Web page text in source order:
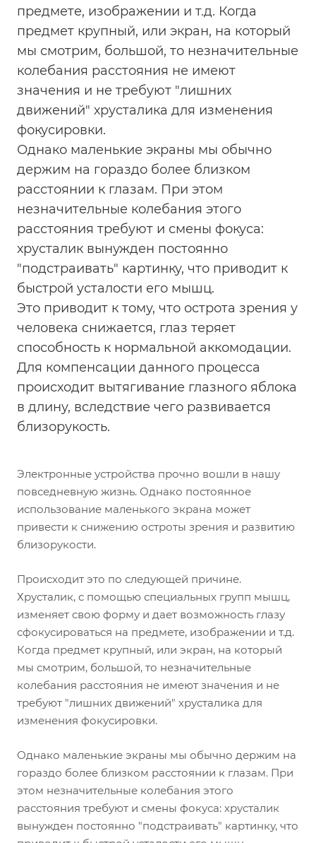
предмете, изображении и т.д. Когда
предмет крупный, или экран, на который
мы смотрим, большой, то незначительные
колебания расстояния не имеют
значения и не требуют "лишних
движений" хрусталика для изменения
фокусировки.
Однако маленькие экраны мы обычно
держим на гораздо более близком
расстоянии к глазам. При этом
незначительные колебания этого
расстояния требуют и смены фокуса:
хрусталик вынужден постоянно
"подстраивать" картинку, что приводит к
быстрой усталости его мышц.
Это приводит к тому, что острота зрения у
человека снижается, глаз теряет
способность к нормальной аккомодации.
Для компенсации данного процесса
происходит вытягивание глазного яблока
в длину, вследствие чего развивается
близорукость.
Электронные устройства прочно вошли в нашу
повседневную жизнь. Однако постоянное
использование маленького экрана может
привести к снижению остроты зрения и развитию
близорукости.
Происходит это по следующей причине.
Хрусталик, с помощью специальных групп мышц,
изменяет свою форму и дает возможность глазу
сфокусироваться на предмете, изображении и т.д.
Когда предмет крупный, или экран, на который
мы смотрим, большой, то незначительные
колебания расстояния не имеют значения и не
требуют "лишних движений" хрусталика для
изменения фокусировки.
Однако маленькие экраны мы обычно держим на
гораздо более близком расстоянии к глазам. При
этом незначительные колебания этого
расстояния требуют и смены фокуса: хрусталик
вынужден постоянно "подстраивать" картинку, что